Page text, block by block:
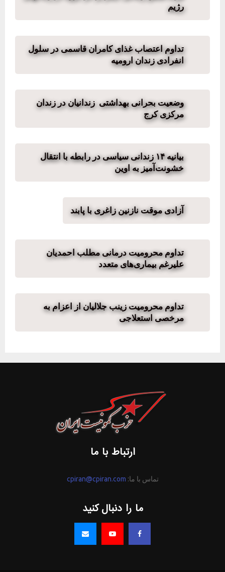
رژیم
تداوم اعتصاب غذای کامران قاسمی در سلول
انفرادی زندان ارومیه
وضعیت بحرانی بهداشتی زندانیان در زندان
مرکزی کرج
بیانیه ۱۴ زندانی سیاسی در رابطه با انتقال
خشونت‌آمیز به اوین
آزادی موقت نازنین زاغری با پابند
تداوم محرومیت درمانی مطلب احمدیان
علیرغم بیماری‌های متعدد
تداوم محرومیت زینب جلالیان از اعزام به
مرخصی استعلاجی
ارتباط با ما
تماس با ما: cpiran@cpiran.com
ما را دنبال کنید